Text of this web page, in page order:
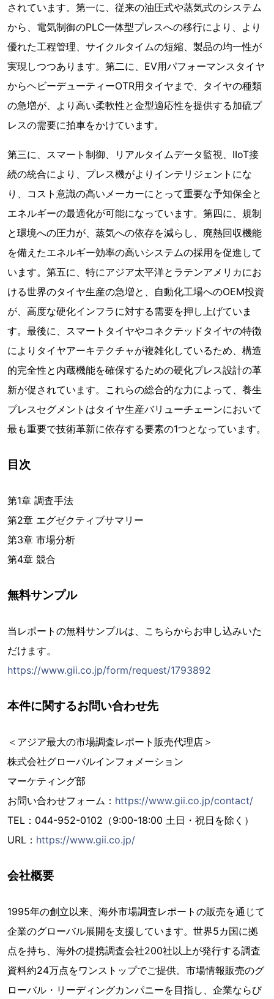
されています。第一に、従来の油圧式や蒸気式のシステム
から、電気制御のPLC一体型プレスへの移行により、より
優れた工程管理、サイクルタイムの短縮、製品の均一性が
実現しつつあります。第二に、EV用パフォーマンスタイヤ
からヘビーデューティーOTR用タイヤまで、タイヤの種類
の急増が、より高い柔軟性と金型適応性を提供する加硫プ
レスの需要に拍車をかけています。
第三に、スマート制御、リアルタイムデータ監視、IIoT接
続の統合により、プレス機がよりインテリジェントにな
り、コスト意識の高いメーカーにとって重要な予知保全と
エネルギーの最適化が可能になっています。第四に、規制
と環境への圧力が、蒸気への依存を減らし、廃熱回収機能
を備えたエネルギー効率の高いシステムの採用を促進して
います。第五に、特にアジア太平洋とラテンアメリカにお
ける世界のタイヤ生産の急増と、自動化工場へのOEM投資
が、高度な硬化インフラに対する需要を押し上げていま
す。最後に、スマートタイヤやコネクテッドタイヤの特徴
によりタイヤアーキテクチャが複雑化しているため、構造
的完全性と内蔵機能を確保するための硬化プレス設計の革
新が促されています。これらの総合的な力によって、養生
プレスセグメントはタイヤ生産バリューチェーンにおいて
最も重要で技術革新に依存する要素の1つとなっています。
目次
第1章 調査手法
第2章 エグゼクティブサマリー
第3章 市場分析
第4章 競合
無料サンプル
当レポートの無料サンプルは、こちらからお申し込みいた
だけます。
https://www.gii.co.jp/form/request/1793892
本件に関するお問い合わせ先
＜アジア最大の市場調査レポート販売代理店＞
株式会社グローバルインフォメーション
マーケティング部
お問い合わせフォーム： https://www.gii.co.jp/contact/
TEL：044-952-0102（9:00-18:00 土日・祝日を除く）
URL： https://www.gii.co.jp/
会社概要
1995年の創立以来、海外市場調査レポートの販売を通じて
企業のグローバル展開を支援しています。世界5カ国に拠
点を持ち、海外の提携調査会社200社以上が発行する調査
資料約24万点をワンストップでご提供。市場情報販売のグ
ローバル・リーディングカンパニーを目指し、企業ならび